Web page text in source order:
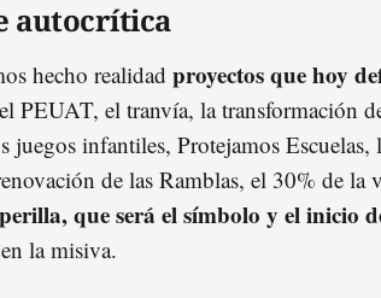
autocrítica
hecho realidad proyectos que hoy
PEUAT, el tranvía, la transformación
juegos infantiles, Protejamos
de las Ramblas, el 30% de la
que será el símbolo y el inicio
la misiva.